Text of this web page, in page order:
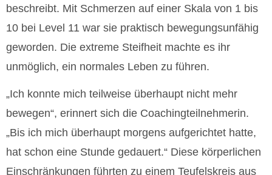
beschreibt. Mit Schmerzen auf einer Skala von 1 bis
10 bei Level 11 war sie praktisch bewegungsunfähig
geworden. Die extreme Steifheit machte es ihr
unmöglich, ein normales Leben zu führen.
„Ich konnte mich teilweise überhaupt nicht mehr
bewegen“, erinnert sich die Coachingteilnehmerin.
„Bis ich mich überhaupt morgens aufgerichtet hatte,
hat schon eine Stunde gedauert.“ Diese körperlichen
Einschränkungen führten zu einem Teufelskreis aus